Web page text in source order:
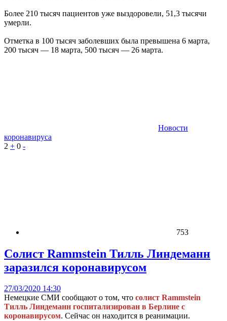
Более 210 тысяч пациентов уже выздоровели, 51,3 тысячи
умерли.
Отметка в 100 тысяч заболевших была превышена 6 марта,
200 тысяч — 18 марта, 500 тысяч — 26 марта.
Новости
коронавируса
2 + 0 -
753
Солист Rammstein Тилль Линдеманн
заразился коронавирусом
27/03/2020 14:30
Немецкие СМИ сообщают о том, что солист Rammstein
Тилль Линдеманн госпитализирован в Берлине с
коронавирусом. Сейчас он находится в реанимации.